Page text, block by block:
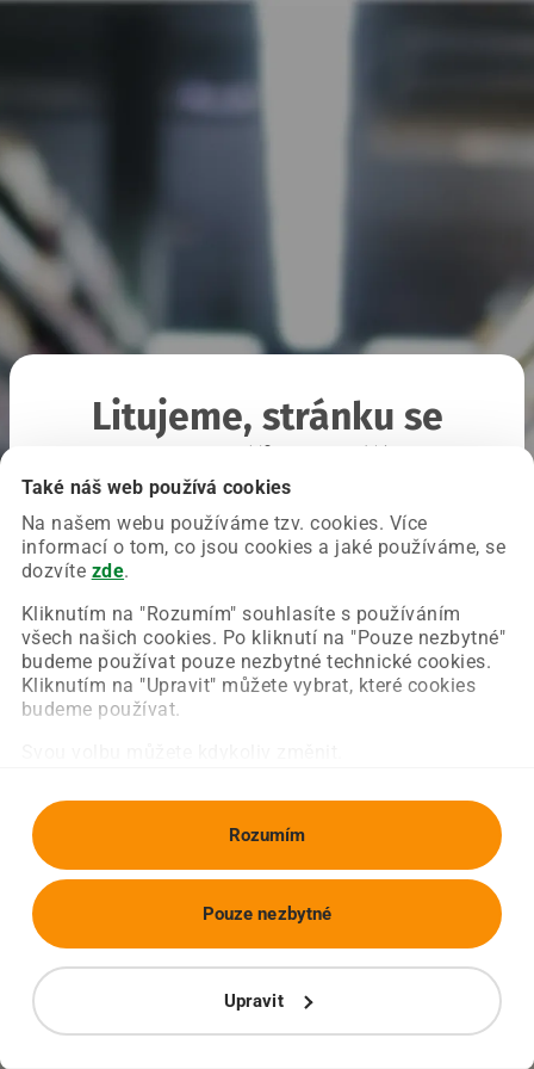
Také náš web používá cookies
Na našem webu používáme tzv. cookies. Více
informací o tom, co jsou cookies a jaké používáme, se
dozvíte zde.
Kliknutím na "Rozumím" souhlasíte s používáním
všech našich cookies. Po kliknutí na "Pouze nezbytné"
budeme používat pouze nezbytné technické cookies.
Kliknutím na "Upravit" můžete vybrat, které cookies
budeme používat.
Rozumím
Upravit
Pouze nezbytné
Litujeme, stránku se
Chyba nastala na naší straně a už ji opravujeme.
Zkuste prosím znovu načíst požadovanou stránku.
Obnovit stránku Úvodní strana